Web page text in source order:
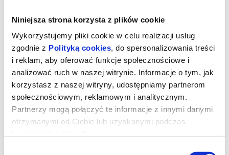
Niniejsza strona korzysta z plików cookie
Wykorzystujemy pliki cookie w celu realizacji usług
zgodnie z Polityką cookies, do spersonalizowania treści
i reklam, aby oferować funkcje społecznościowe i
analizować ruch w naszej witrynie. Informacje o tym, jak
korzystasz z naszej witryny, udostępniamy partnerom
społecznościowym, reklamowym i analitycznym.
Partnerzy mogą połączyć te informacje z innymi danymi
otrzymanymi od Ciebie lub uzyskanymi podczas
Sprzedaż biletów on-line na wydarzenie
została zakończona.